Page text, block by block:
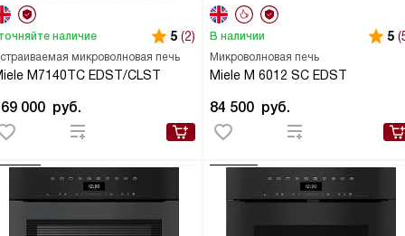
микроволновая печь
M7140TC EDST/CLST
наличие 5 (2)
000 руб.
Микроволновая печь
Miele M 6012 SC EDST
В наличии 5
84 500 руб.